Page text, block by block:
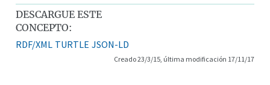
DESCARGUE ESTE
CONCEPTO:
RDF/XML TURTLE JSON-LD
Creado 23/3/15, última modificación 17/11/17